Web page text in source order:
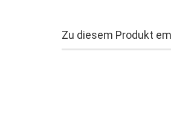
Zu diesem Produkt